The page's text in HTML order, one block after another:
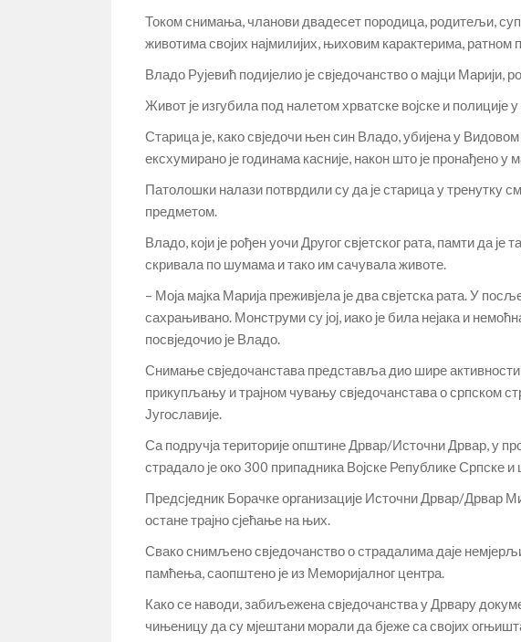
Током снимања, чланови двадесет породица, родитељи,
животима својих најмилијих, њиховим карактерима,
Владо Рујевић подијелио је свједочанство о мајци Марији,
Живот је изгубила под налетом хрватске војске и полиције у
Старица је, како свједочи њен син Владо, убијена у
ексхумирано је годинама касније, након што је пронађено у
Патолошки налази потврдили су да је старица у тренутку
предметом.
Владо, који је рођен уочи Другог свјетског рата, памти да је
скривала по шумама и тако им сачувала животе.
– Моја мајка Марија преживјела је два свјетска рата. У
сахрањивано. Монструми су јој, иако је била нејака и
посвједочио је Владо.
Снимање свједочанстава представља дио шире
прикупљању и трајном чувању свједочанстава о српском
Југославије.
Са подручја територије општине Дрвар/Источни Дрвар, у
страдало је око 300 припадника Војске Републике Српске и
Предсједник Борачке организације Источни Дрвар/Дрвар
остане трајно сјећање на њих.
Свако снимљено свједочанство о страдалима даје
памћења, саопштено је из Меморијалног центра.
Како се наводи, забиљежена свједочанства у Дрвару
чињеницу да су мјештани морали да бјеже са својих